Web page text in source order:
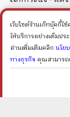
ราคา ฿100
ลดเหลือ ฿80 ลด20
เว็บไซต์ร้านเก็ทบุ๊คกี้ใ
ให้บริการอย่างเต็มป
อ่านเพิ่มเติมคลิก นโย
ทางธุรกิจ คุณสามารถ